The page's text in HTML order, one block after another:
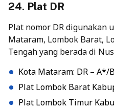
24. Plat DR
Plat nomor DR digunakan
Mataram, Lombok Barat,
Tengah yang berada di
Kota Mataram: DR –
Plat Lombok Barat
Plat Lombok Timur